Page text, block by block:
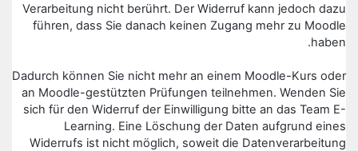
Verarbeitung nicht berührt. Der Widerruf kann jedoch dazu
führen, dass Sie danach keinen Zugang mehr zu Moodle
haben.
Dadurch können Sie nicht mehr an einem Moodle-Kurs oder
an Moodle-gestützten Prüfungen teilnehmen. Wenden Sie
sich für den Widerruf der Einwilligung bitte an das Team E-
Learning. Eine Löschung der Daten aufgrund eines
Widerrufs ist nicht möglich, soweit die Datenverarbeitung